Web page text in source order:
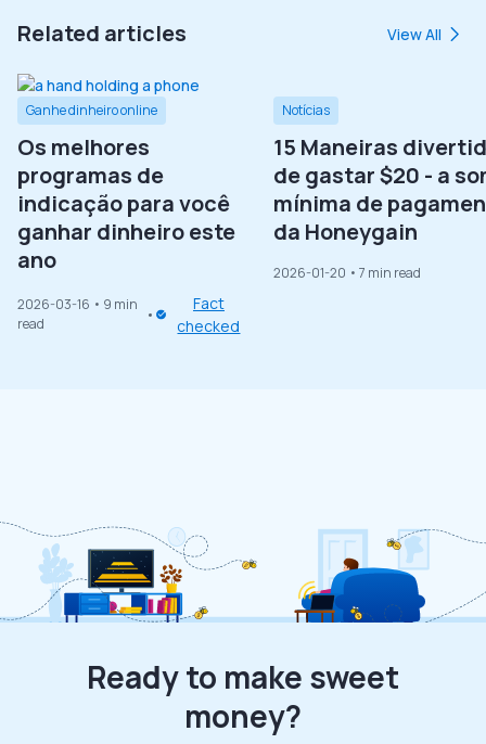
Related articles View All
Ganhe dinheiro online
Os melhores
programas de
indicação para você
ganhar dinheiro este
ano
2026-03-16 • 9 min
read
Fact
checked
Notícias
15 Maneiras
de gastar $20 - a
mínima de
da Honeygain
2026-01-20 • 7 min read
Ready to make sweet
money?